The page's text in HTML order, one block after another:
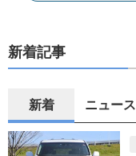
新着記事
新着 ニュース